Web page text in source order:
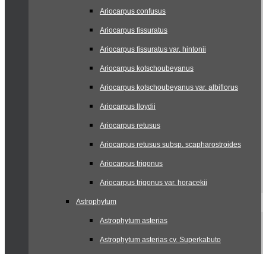
Ariocarpus confusus
Ariocarpus fissuratus
Ariocarpus fissuratus var. hintonii
Ariocarpus kotschoubeyanus
Ariocarpus kotschoubeyanus var. albiflorus
Ariocarpus lloydii
Ariocarpus retusus
Ariocarpus retusus subsp. scapharostroides
Ariocarpus trigonus
Ariocarpus trigonus var. horacekii
Astrophytum
Astrophytum asterias
Astrophytum asterias cv. Superkabuto